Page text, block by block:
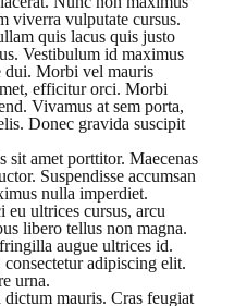
viverra vulputate cursus.
quis lacus quis justo
Vestibulum id maximus
dui. Morbi vel mauris
efficitur orci. Morbi
Vivamus at sem porta,
Donec gravida suscipit
sit amet porttitor. Maecenas
Suspendisse accumsan
nulla imperdiet.
eu ultrices cursus, arcu
libero tellus non magna.
augue ultrices id.
adipiscing elit.
urna.
mauris. Cras feugiat